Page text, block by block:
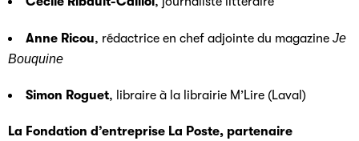
Anne Ricou, rédactrice en chef adjointe du magazine Je
Bouquine
Simon Roguet, libraire à la librairie M’Lire (Laval)
La Fondation d’entreprise La Poste, partenaire